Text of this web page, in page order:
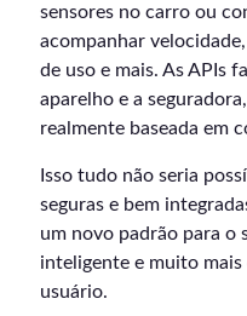
sensores no carro ou
acompanhar
de uso e mais. As APIs
aparelho e a
realmente baseada em
Isso tudo não seria
seguras e bem
um novo padrão para o
inteligente e muito
usuário.